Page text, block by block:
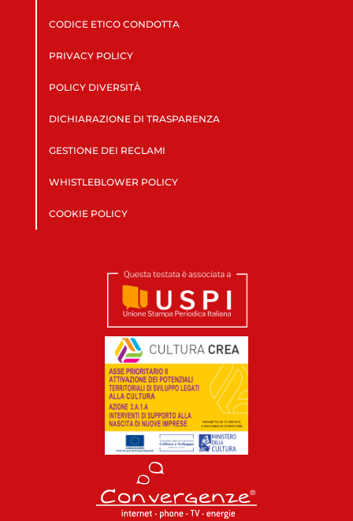
CODICE ETICO CONDOTTA
PRIVACY POLICY
POLICY DIVERSITÀ
DICHIARAZIONE DI TRASPARENZA
GESTIONE DEI RECLAMI
WHISTLEBLOWER POLICY
COOKIE POLICY